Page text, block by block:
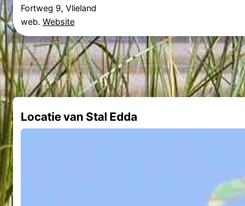
Fortweg 9, Vlieland
web. Website
Locatie van Stal Edda